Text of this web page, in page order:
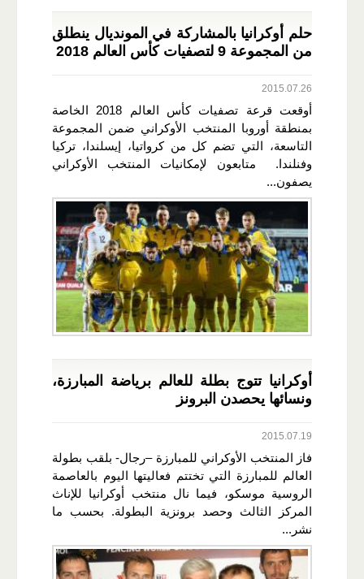
حلم أوكرانيا بالمشاركة في المونديال ينطلق
من المجموعة 9 لتصفيات كأس العالم 2018
2015.07.26
أوقعت قرعة تصفيات كأس العالم 2018 الخاصة
بمنطقة أوروبا المنتخب الأوكراني ضمن المجموعة
التاسعة، التي تضم كل من كرواتيا، إيسلندا، تركيا
وفنلندا. متابعون لإمكانيات المنتخب الأوكراني
يصفون...
أوكرانيا تتوج بطلة للعالم برياضة المبارزة،
ونسائها يحصدن البرونز
2015.07.19
فاز المنتخب الأوكراني للمبارزة –رجال- بلقب بطولة
العالم للمبارزة التي تختتم فعاليتها اليوم بالعاصمة
الروسية موسكو، فيما نال منتخب أوكرانيا للإناث
المركز الثالث وحصد برونزية البطولة. بحسب ما
نشر...